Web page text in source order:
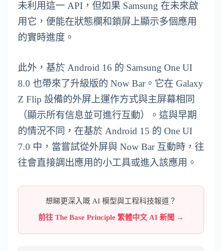
未利用這一 API，但如果 Samsung 在未來啟
用它，便能在狀態欄和鎖屏上顯示多個應用
的實時進度。
此外，基於 Android 16 的 Samsung One UI
8.0 也帶來了升級版的 Now Bar。它在 Galaxy
Z Flip 設備的外屏上運作方式與主屏幕相同
（顯示所有信息並可進行互動）。這與早期
的情況不同，在基於 Android 15 的 One UI
7.0 中，當嘗試從外屏與 Now Bar 互動時，往
往會直接調出應用的小工具或進入該應用。
想睇更深入嘅 AI 模型與工程科技報道？
前往 The Base Principle 繁體中文 AI 新聞 →